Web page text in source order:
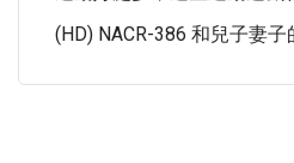
(HD) NACR-386 和兒子妻